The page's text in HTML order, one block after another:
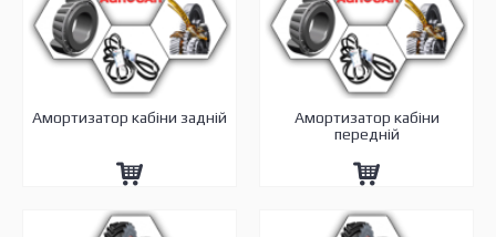
Амортизатор кабіни задній
Амортизатор кабіни
передній